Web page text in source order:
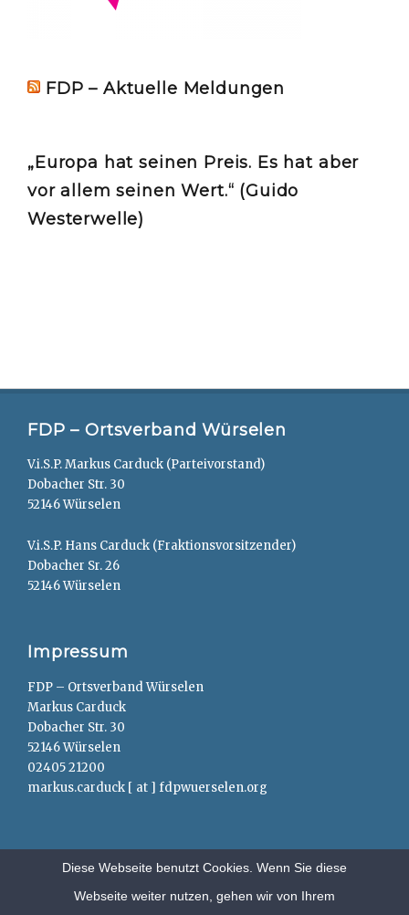
FDP – Aktuelle Meldungen
„Europa hat seinen Preis. Es hat aber
vor allem seinen Wert.“ (Guido
Westerwelle)
FDP – Ortsverband Würselen
V.i.S.P. Markus Carduck (Parteivorstand)
Dobacher Str. 30
52146 Würselen
V.i.S.P. Hans Carduck (Fraktionsvorsitzender)
Dobacher Sr. 26
52146 Würselen
Impressum
FDP – Ortsverband Würselen
Markus Carduck
Dobacher Str. 30
52146 Würselen
02405 21200
markus.carduck [ at ] fdpwuerselen.org
Copyright © 2026FDP – Würselen. All Rights Reserved.
Diese Webseite benutzt Cookies. Wenn Sie diese
Webseite weiter nutzen, gehen wir von Ihrem